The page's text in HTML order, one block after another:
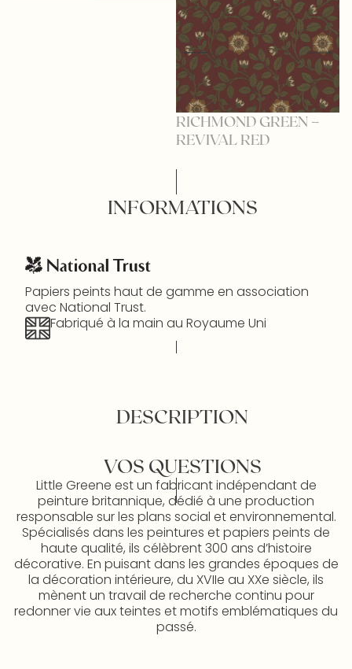
RICHMOND GREEN –
REVIVAL RED
INFORMATIONS
Papiers peints haut de gamme en association
avec National Trust.
Fabriqué à la main au Royaume Uni
DESCRIPTION
VOS QUESTIONS
Little Greene est un fabricant indépendant de
peinture britannique, dédié à une production
responsable sur les plans social et environnemental.
Spécialisés dans les peintures et papiers peints de
haute qualité, ils célèbrent 300 ans d’histoire
décorative. En puisant dans les grandes époques de
la décoration intérieure, du XVIIe au XXe siècle, ils
mènent un travail de recherche continu pour
redonner vie aux teintes et motifs emblématiques du
passé.